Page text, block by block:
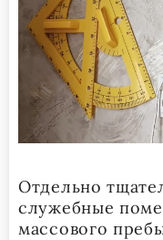
Отдельно
служебные
массового